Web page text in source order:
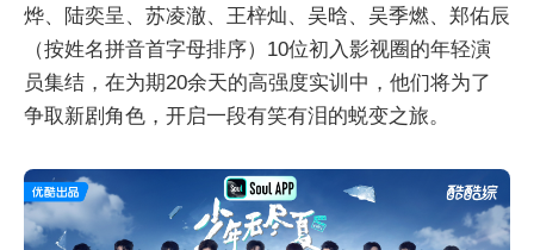
烨、陆奕呈、苏凌澈、王梓灿、吴晗、吴季燃、郑佑辰
（按姓名拼音首字母排序）10位初入影视圈的年轻演
员集结，在为期20余天的高强度实训中，他们将为了
争取新剧角色，开启一段有笑有泪的蜕变之旅。